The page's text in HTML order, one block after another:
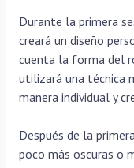
Durante la primera
creará un diseño
cuenta la forma del
utilizará una técnica
manera individual y
Después de la
poco más oscuras o